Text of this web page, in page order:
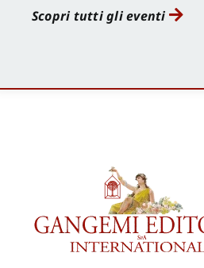
Scopri tutti gli eventi